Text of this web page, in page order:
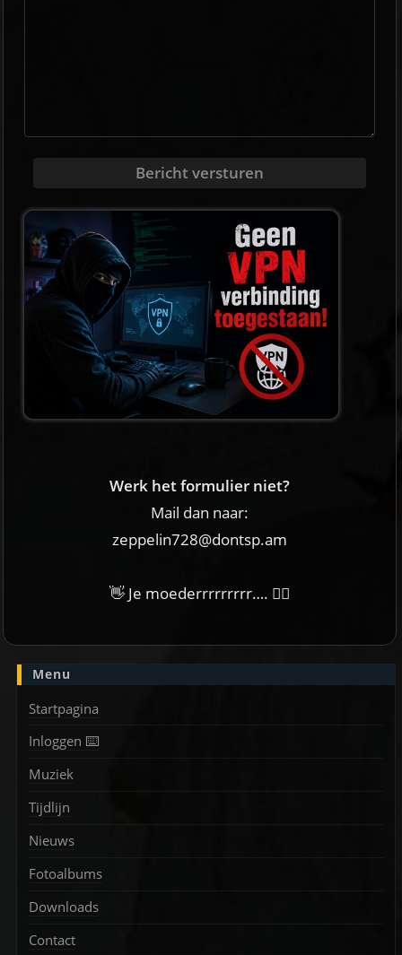
Bericht versturen
Werk het formulier niet?
Mail dan naar:
zeppelin728@dontsp.am
👋 Je moederrrrrrrrr…. 🙋‍♀
Menu
Startpagina
Inloggen ⌨️
Muziek
Tijdlijn
Nieuws
Fotoalbums
Downloads
Contact